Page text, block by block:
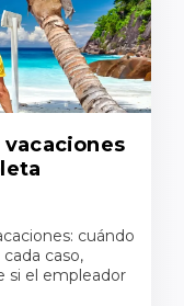
cuándo
caso,
si el empleador